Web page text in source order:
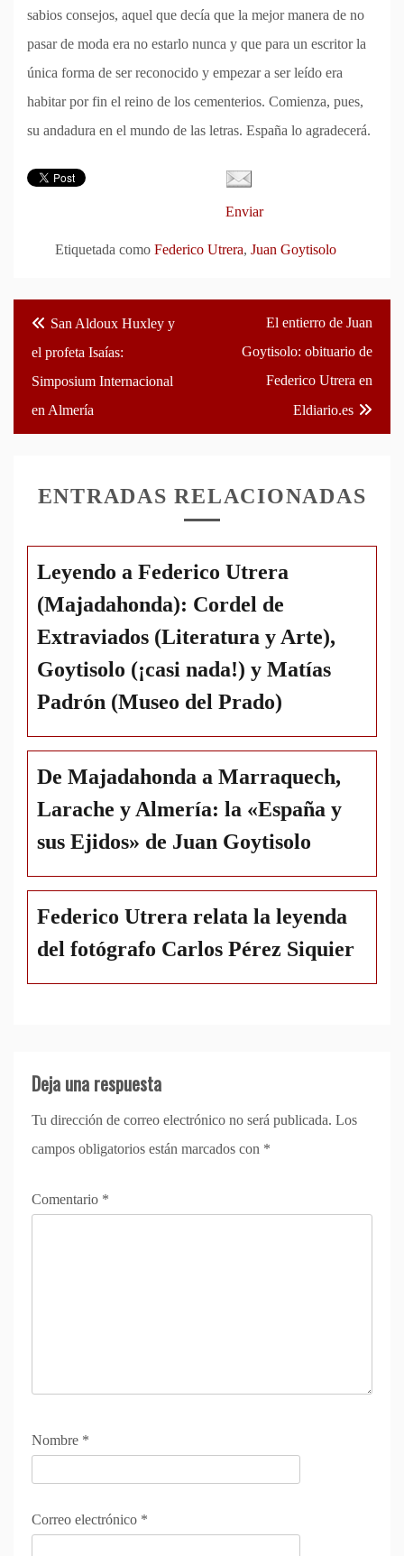
sabios consejos, aquel que decía que la mejor manera de no
pasar de moda era no estarlo nunca y que para un escritor la
única forma de ser reconocido y empezar a ser leído era
habitar por fin el reino de los cementerios. Comienza, pues,
su andadura en el mundo de las letras. España lo agradecerá.
Enviar
Etiquetada como Federico Utrera, Juan Goytisolo
Navegación
de
entradas
San Aldoux Huxley y
el profeta Isaías:
Simposium Internacional
en Almería
El entierro de Juan
Goytisolo: obituario de
Federico Utrera en
Eldiario.es
ENTRADAS RELACIONADAS
Leyendo a Federico Utrera
(Majadahonda): Cordel de
Extraviados (Literatura y Arte),
Goytisolo (¡casi nada!) y Matías
Padrón (Museo del Prado)
De Majadahonda a Marraquech,
Larache y Almería: la «España y
sus Ejidos» de Juan Goytisolo
Federico Utrera relata la leyenda
del fotógrafo Carlos Pérez Siquier
Deja una respuesta
Tu dirección de correo electrónico no será publicada. Los
campos obligatorios están marcados con *
Comentario *
Nombre *
Correo electrónico *